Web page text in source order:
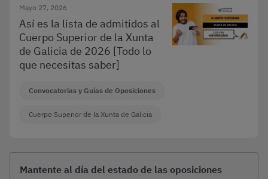
Mayo 27, 2026
Así es la lista de admitidos al
Cuerpo Superior de la Xunta
de Galicia de 2026 [Todo lo
que necesitas saber]
Convocatorias y Guías de Oposiciones
Cuerpo Superior de la Xunta de Galicia
Mantente al día del estado de las oposiciones